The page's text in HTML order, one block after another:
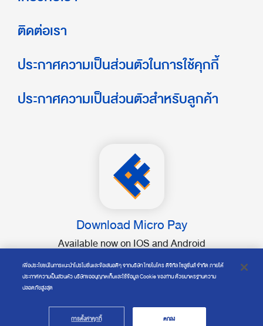
Download Micro Pay
Available now on IOS and Android
ติดต่อเรา
ประกาศความเป็นส่วนตัวในการใช้คุกกี้
ประกาศความเป็นส่วนตัวสำหรับลูกค้า
Copyright © 2019 Thai Micro Digital Solutions Co., Ltd.
เพื่อประโยชน์ในการแนะนำโปรโมชั่นและข้อเสนอดีๆ จากบริษัท ไทยไมโคร ดิจิทัล โซลูชั่นส์ จำกัด ภายใต้
ประกาศความเป็นส่วนตัว บริษัทขออนุญาตเก็บและใช้ข้อมูล Cookie ของท่าน ด้วยมาตรฐานความ
ปลอดภัยสูงสุด
การตั้งค่าคุกกี้ ตกลง